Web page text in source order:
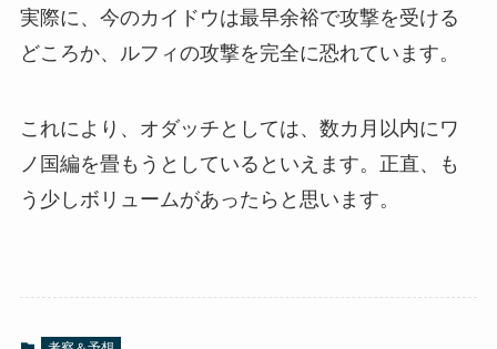
実際に、今のカイドウは最早余裕で攻撃を受ける
どころか、ルフィの攻撃を完全に恐れています。
これにより、オダッチとしては、数カ月以内にワ
ノ国編を畳もうとしているといえます。正直、も
う少しボリュームがあったらと思います。